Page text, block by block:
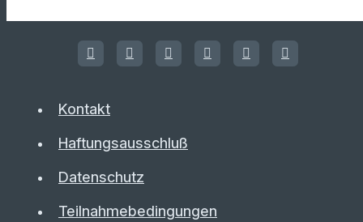
Kontakt
Haftungsausschluß
Datenschutz
Teilnahmebedingungen